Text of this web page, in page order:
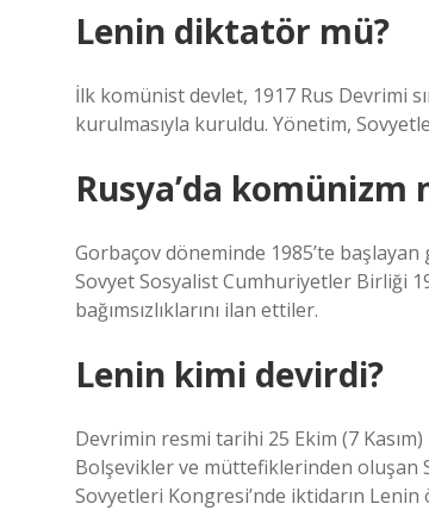
Lenin diktatör mü?
İlk komünist devlet, 1917 Rus Devrimi
kurulmasıyla kuruldu. Yönetim,
Rusya’da
Gorbaçov döneminde 1985’te
Sovyet Sosyalist Cumhuriyetler Birliği
bağımsızlıklarını ilan ettiler.
Lenin kimi devirdi?
Devrimin resmi tarihi 25 Ekim (7
Bolşevikler ve müttefiklerinden oluşan
Sovyetleri Kongresi’nde iktidarın